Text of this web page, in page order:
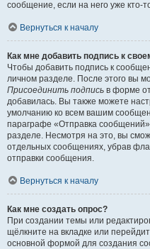
сообщение, если на него уже кто-
Вернуться к началу
Как мне добавить подпись к
Чтобы добавить подпись к
личном разделе. После этого вы
Присоединить подпись в форме
добавилась. Вы также можете
умолчанию ко всем вашим
параграфе «Отправка
разделе. Несмотря на это, вы
отдельных сообщениях, убрав
отправки сообщения.
Вернуться к началу
Как мне создать опрос?
При создании темы или
щёлкните на вкладке или
основной формой для создания